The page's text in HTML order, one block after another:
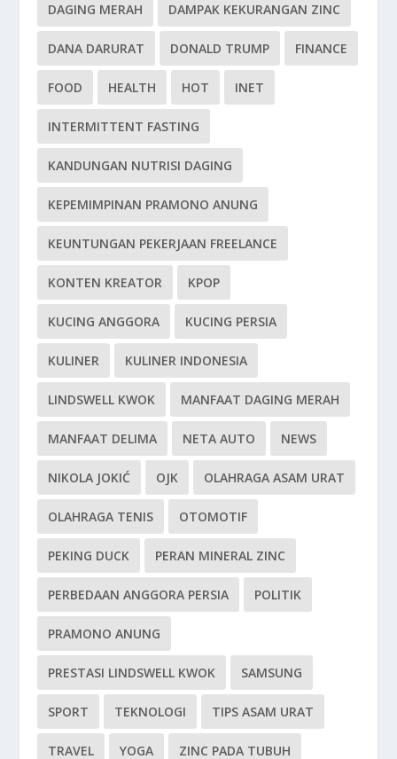
DAGING MERAH DAMPAK KEKURANGAN ZINC
DANA DARURAT DONALD TRUMP FINANCE
FOOD HEALTH HOT INET
INTERMITTENT FASTING
KANDUNGAN NUTRISI DAGING
KEPEMIMPINAN PRAMONO ANUNG
KEUNTUNGAN PEKERJAAN FREELANCE
KONTEN KREATOR KPOP
KUCING ANGGORA KUCING PERSIA
KULINER KULINER INDONESIA
LINDSWELL KWOK MANFAAT DAGING MERAH
MANFAAT DELIMA NETA AUTO NEWS
NIKOLA JOKIĆ OJK OLAHRAGA ASAM URAT
OLAHRAGA TENIS OTOMOTIF
PEKING DUCK PERAN MINERAL ZINC
PERBEDAAN ANGGORA PERSIA POLITIK
PRAMONO ANUNG
PRESTASI LINDSWELL KWOK SAMSUNG
SPORT TEKNOLOGI TIPS ASAM URAT
TRAVEL YOGA ZINC PADA TUBUH